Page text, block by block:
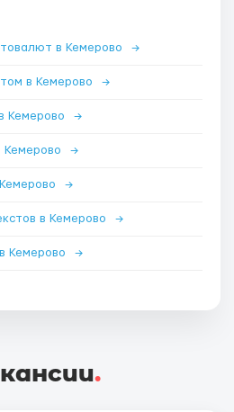
в Кемерово →
в Кемерово →
Кемерово →
Кемерово →
→
в Кемерово →
Кемерово →
.